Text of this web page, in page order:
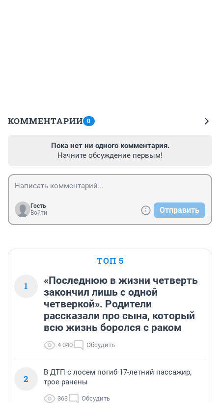
КОММЕНТАРИИ 0
Пока нет ни одного комментария.
Начните обсуждение первым!
Гость
Войти
Отправить
ТОП 5
1
«Последнюю в жизни четверть
закончил лишь с одной
четверкой». Родители
рассказали про сына, который
всю жизнь боролся с раком
4 040 Обсудить
2
В ДТП с лосем погиб 17-летний пассажир,
трое ранены
363 Обсудить